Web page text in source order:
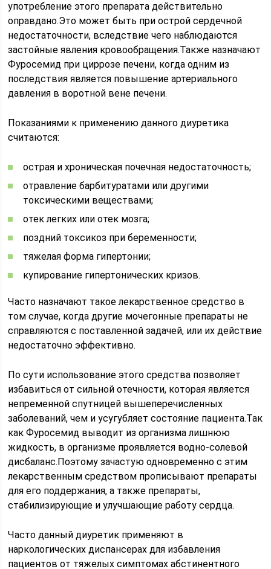
употребление этого препарата действительно
оправдано.Это может быть при острой сердечной
недостаточности, вследствие чего наблюдаются
застойные явления кровообращения.Также назначают
Фуросемид при циррозе печени, когда одним из
последствия является повышение артериального
давления в воротной вене печени.
Показаниями к применению данного диуретика
считаются:
острая и хроническая почечная недостаточность;
отравление барбитуратами или другими
токсическими веществами;
отек легких или отек мозга;
поздний токсикоз при беременности;
тяжелая форма гипертонии;
купирование гипертонических кризов.
Часто назначают такое лекарственное средство в
том случае, когда другие мочегонные препараты не
справляются с поставленной задачей, или их действие
недостаточно эффективно.
По сути использование этого средства позволяет
избавиться от сильной отечности, которая является
непременной спутницей вышеперечисленных
заболеваний, чем и усугубляет состояние пациента.Так
как Фуросемид выводит из организма лишнюю
жидкость, в организме проявляется водно-солевой
дисбаланс.Поэтому зачастую одновременно с этим
лекарственным средством прописывают препараты
для его поддержания, а также препараты,
стабилизирующие и улучшающие работу сердца.
Часто данный диуретик применяют в
наркологических диспансерах для избавления
пациентов от тяжелых симптомах абстинентного